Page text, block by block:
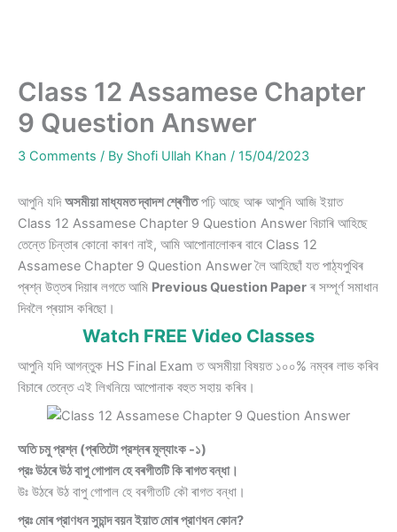
Class 12 Assamese Chapter
9 Question Answer
3 Comments / By Shofi Ullah Khan / 15/04/2023
আপুনি যদিঅসমীয়া মাধ্যমত দ্বাদশ শ্ৰেণীতপঢ়ি আছে আৰু আপুনি আজি ইয়াত
Class 12 Assamese Chapter 9 Question Answer বিচাৰি আহিছে
তেন্তে চিন্তাৰ কোনো কাৰণ নাই, আমি আপোনালোকৰ বাবে Class 12
Assamese Chapter 9 Question Answer লৈ আহিছোঁ যত পাঠ্যপুথিৰ
প্ৰশ্ন উত্তৰ দিয়াৰ লগতে আমি Previous Question Paper ৰ সম্পূৰ্ণ সমাধান
দিবলৈ প্ৰয়াস কৰিছো।
Watch FREE Video Classes
আপুনি যদি আগন্তুক HS Final Exam ত অসমীয়া বিষয়ত ১০০% নম্বৰ লাভ কৰিব
বিচাৰে তেন্তে এই লিখনিয়ে আপোনাক বহুত সহায় কৰিব।
অতি চমু প্রশ্ন (প্ৰতিটো প্রশ্নৰ মূল্যাংক -১)
প্রঃ উঠৰে উঠ বাপু গােপাল হে বৰগীতটি কি ৰাগত বন্ধা।
উঃ উঠৰে উঠ বাপু গােপাল হে বৰগীতটি কৌ ৰাগত বন্ধা।
প্রঃ মােৰ প্রাণধন সুচান্দ বয়ন ইয়াত মােৰ প্রাণধন কোন?